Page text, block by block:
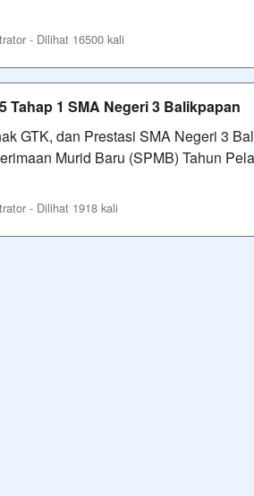
- Dilihat 16500 kali
Tahap 1 SMA Negeri 3 Balikpapan
GTK, dan Prestasi SMA Negeri 3
Murid Baru (SPMB) Tahun
- Dilihat 1918 kali